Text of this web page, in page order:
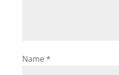
Name *